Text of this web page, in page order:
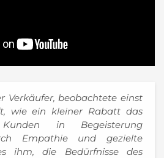
Verkäufer, beobachtete einst
wie ein kleiner Rabatt das
in Begeisterung
Empathie und gezielte
ihm, die Bedürfnisse des